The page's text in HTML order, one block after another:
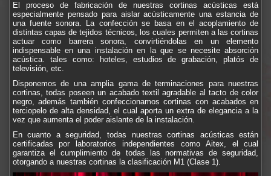
El proceso de fabricación de nuestras cortinas acústicas está
especialmente pensado para aislar acústicamente una estancia de
una fuente sonora. La confección se basa en el acoplamiento de
distintas capas de tejidos técnicos, los cuales permiten a las cortinas
actuar como barrera sonora, convirtiéndolas en un elemento
indispensable en una instalación en la que se necesite absorción
acústica. tales como: hoteles, estudios de grabación, platós de
televisión, etc.
Disponemos de una amplia gama de terminaciones para nuestras
cortinas, todas poseen un acabado textil agradable al tacto de color
negro, además también confeccionamos cortinas con acabados en
terciopelo de alta densidad, el cual aporta un extra de elegancia a la
vez que aumenta el poder aislante de la instalación.
En cuanto a seguridad, todas nuestras cortinas acústicas están
certificadas por laboratorios independientes como Aitex, el cual
garantiza el cumplimiento de todas las normativas de seguridad,
otorgando a nuestras cortinas la clasificación M1 (Clase 1).